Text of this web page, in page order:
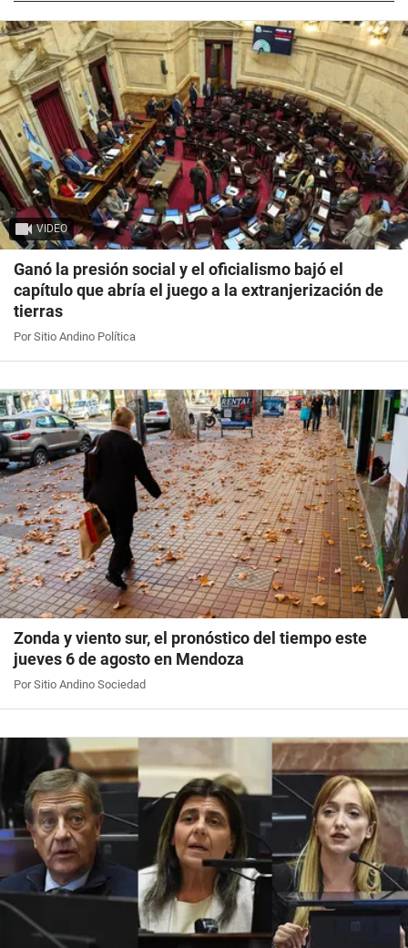
VIDEO
Ganó la presión social y el oficialismo bajó el
capítulo que abría el juego a la extranjerización de
tierras
Por Sitio Andino Política
Zonda y viento sur, el pronóstico del tiempo este
jueves 6 de agosto en Mendoza
Por Sitio Andino Sociedad